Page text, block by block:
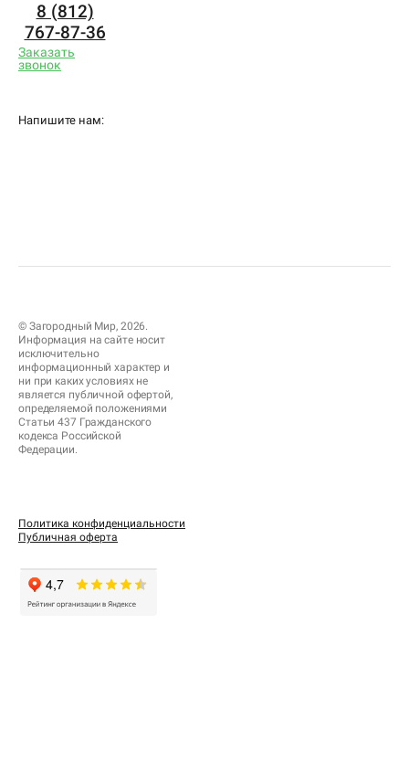
8 (812)
767-87-36
Заказать
звонок
Напишите нам:
© Загородный Мир, 2026.
Информация на сайте носит
исключительно
информационный характер и
ни при каких условиях не
является публичной офертой,
определяемой положениями
Статьи 437 Гражданского
кодекса Российской
Федерации.
Политика конфиденциальности
Публичная оферта